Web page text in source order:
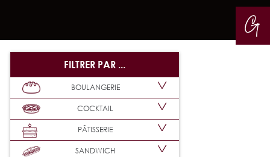
FILTRER PAR ...
BOULANGERIE
COCKTAIL
PÂTISSERIE
SANDWICH